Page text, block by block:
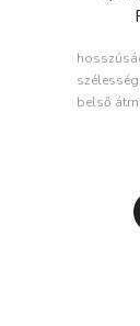
szélesség:
belső